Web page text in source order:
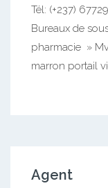
Tél: (+237)
Bureaux de
pharmacie »
marron portail
Agent